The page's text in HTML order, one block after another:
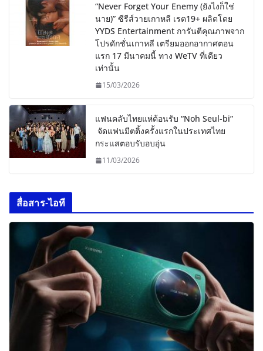
“Never Forget Your Enemy (ยังไงก็ใช่
นาย)” ซีรีส์วายเกาหลี เรต19+ ผลิตโดย
YYDS Entertainment การันตีคุณภาพจาก
โปรดักชั่นเกาหลี เตรียมออกอากาศตอน
แรก 17 มีนาคมนี้ ทาง WeTV ที่เดียว
เท่านั้น
15/03/2026
แฟนคลับไทยแห่ต้อนรับ “Noh Seul-bi”
จัดแฟนมีตติ้งครั้งแรกในประเทศไทย
กระแสตอบรับอบอุ่น
11/03/2026
สื่อสาร-ไอที